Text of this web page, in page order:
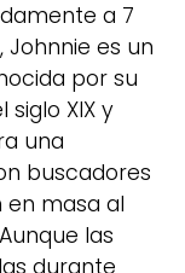
a 7
Johnnie es un
por su
siglo XIX y
una
buscadores
masa al
las